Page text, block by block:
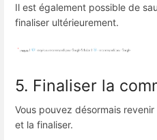
Il est également possible de
finaliser ultérieurement.
5. Finaliser la
Vous pouvez désormais
et la finaliser.